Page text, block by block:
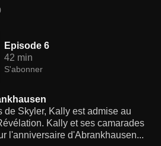
Episode 6
42 min
S'abonner
de Skyler, Kally est admise au
Kally et ses camarades
l'anniversaire d'Abrankhausen...